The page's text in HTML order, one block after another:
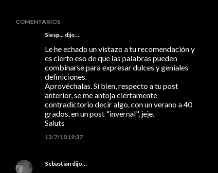
COMENTARIOS
Siesp... dijo…
Le he echado un vistazo a tu recomendación y
es cierto eso de que las palabras pueden
combinarse para expresar dulces y geniales
definiciones.
Aprovéchalas. Si bien, respecto a tu post
anterior, se me antoja ciertamente
contradictorio decir algo, con un verano a 40
grados, en un post "invernal", jeje.
Saluts
13/7/10 19:37
Sebastian dijo…